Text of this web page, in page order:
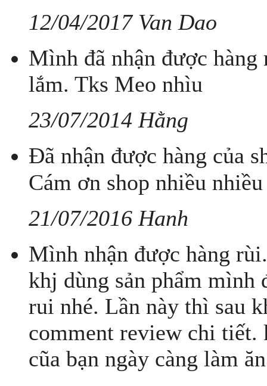
12/04/2017 Van Dao
Mình đã nhận được
lắm. Tks Meo nhìu
23/07/2014 Hằng
Đã nhận được hàng của
Cám ơn shop nhiều
21/07/2016 Hanh
Mình nhận được hàng
khj dùng sản phẩm mình
rui nhé. Lần này thì sau
comment review chi tiết.
cũa bạn ngày càng làm